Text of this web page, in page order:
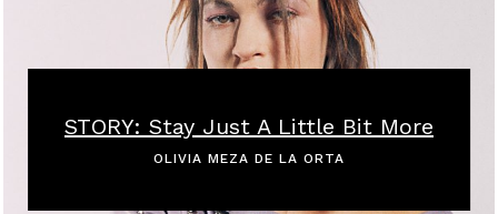
STORY: Stay Just A Little Bit More
OLIVIA MEZA DE LA ORTA